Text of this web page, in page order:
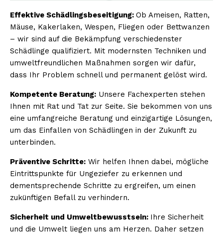
Effektive Schädlingsbeseitigung: Ob Ameisen, Ratten,
Mäuse, Kakerlaken, Wespen, Fliegen oder Bettwanzen
– wir sind auf die Bekämpfung verschiedenster
Schädlinge qualifiziert. Mit modernsten Techniken und
umweltfreundlichen Maßnahmen sorgen wir dafür,
dass Ihr Problem schnell und permanent gelöst wird.
Kompetente Beratung: Unsere Fachexperten stehen
Ihnen mit Rat und Tat zur Seite. Sie bekommen von uns
eine umfangreiche Beratung und einzigartige Lösungen,
um das Einfallen von Schädlingen in der Zukunft zu
unterbinden.
Präventive Schritte: Wir helfen Ihnen dabei, mögliche
Eintrittspunkte für Ungeziefer zu erkennen und
dementsprechende Schritte zu ergreifen, um einen
zukünftigen Befall zu verhindern.
Sicherheit und Umweltbewusstsein: Ihre Sicherheit
und die Umwelt liegen uns am Herzen. Daher setzen